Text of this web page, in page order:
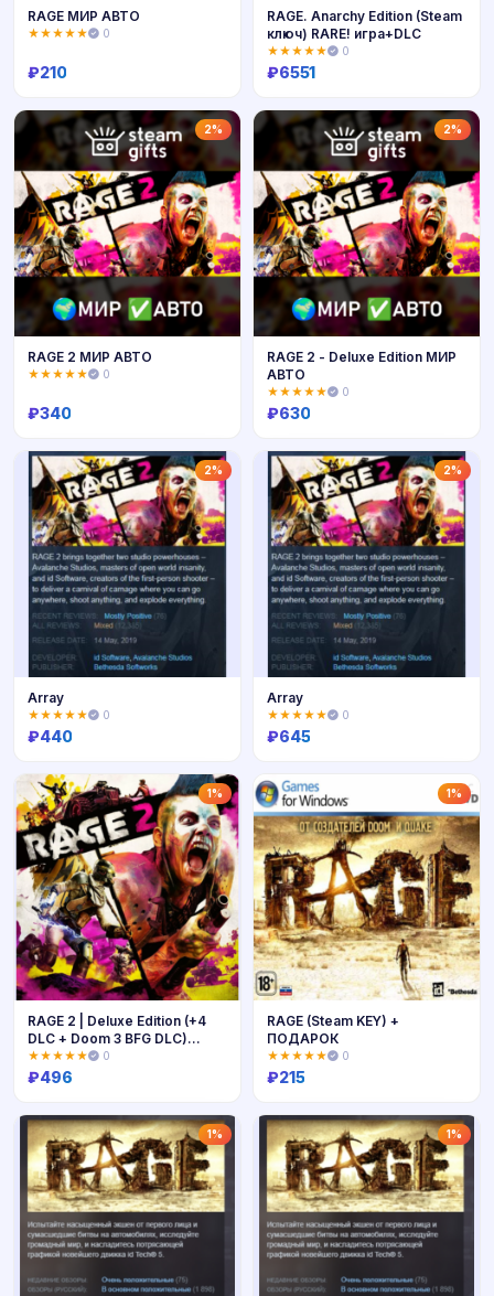
Купить
RAGE МИР АВТО
★★★★★ 0
₽210
Купить
RAGE. Anarchy Edition (Steam
ключ) RARE! игра+DLC
★★★★★ 0
₽6551
2%
Купить
RAGE 2 МИР АВТО
★★★★★ 0
₽340
2%
Купить
RAGE 2 - Deluxe Edition МИР
АВТО
★★★★★ 0
₽630
2%
Купить
Array
★★★★★ 0
₽440
2%
Array
★★★★★ 0
₽645
1%
Купить
RAGE 2 | Deluxe Edition (+4
DLC + Doom 3 BFG DLC)
(Steam Ключ / РФ + Весь
Мир)
★★★★★ 0
₽496
1%
Купить
RAGE (Steam KEY) +
ПОДАРОК
★★★★★ 0
₽215
1% 1%